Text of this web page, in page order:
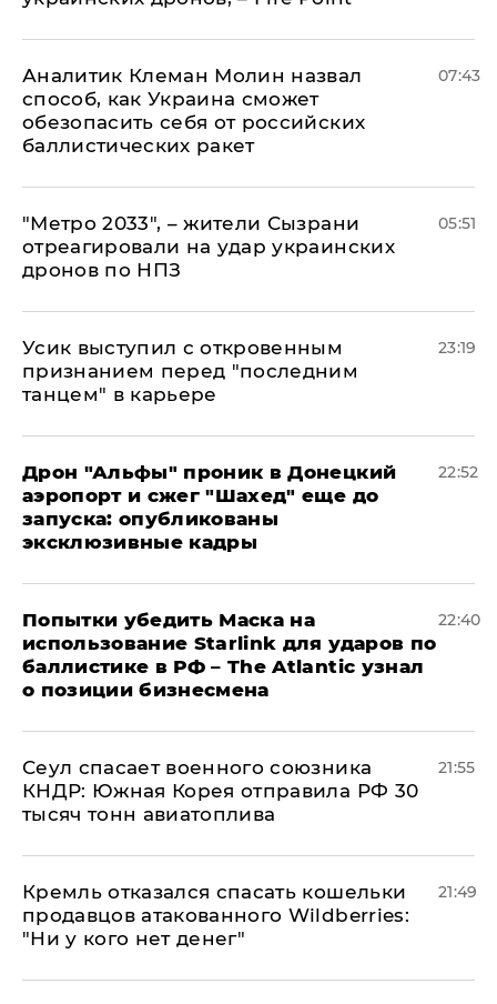
Аналитик Клеман Молин назвал
способ, как Украина сможет
обезопасить себя от российских
баллистических ракет
07:43
"Метро 2033", – жители Сызрани
отреагировали на удар украинских
дронов по НПЗ
05:51
Усик выступил с откровенным
признанием перед "последним
танцем" в карьере
23:19
Дрон "Альфы" проник в Донецкий
аэропорт и сжег "Шахед" еще до
запуска: опубликованы
эксклюзивные кадры
22:52
Попытки убедить Маска на
использование Starlink для ударов по
баллистике в РФ – The Atlantic узнал
о позиции бизнесмена
22:40
​Сеул спасает военного союзника
КНДР: Южная Корея отправила РФ 30
тысяч тонн авиатоплива
21:55
Кремль отказался спасать кошельки
продавцов атакованного Wildberries:
"Ни у кого нет денег"
21:49